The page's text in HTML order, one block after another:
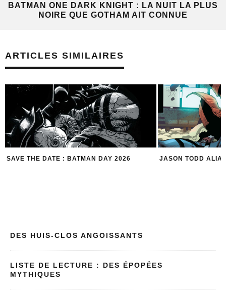
BATMAN ONE DARK KNIGHT : LA NUIT LA PLUS
NOIRE QUE GOTHAM AIT CONNUE
ARTICLES SIMILAIRES
JASON TODD ALIAS RED HOOD 5 ROBIN POUR 5
DES HUIS-CLOS ANGOISSANTS
LISTE DE LECTURE : DES ÉPOPÉES
MYTHIQUES